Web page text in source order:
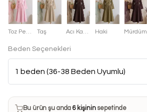
Taş Haki Mürdüm
Beden Seçenekleri
Bu ürün son 7 günde7 kezsatın alındı
Bu ürün şu anda 6 kişininsepetinde